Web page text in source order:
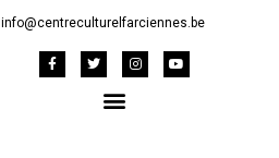
info@centreculturelfarciennes.be